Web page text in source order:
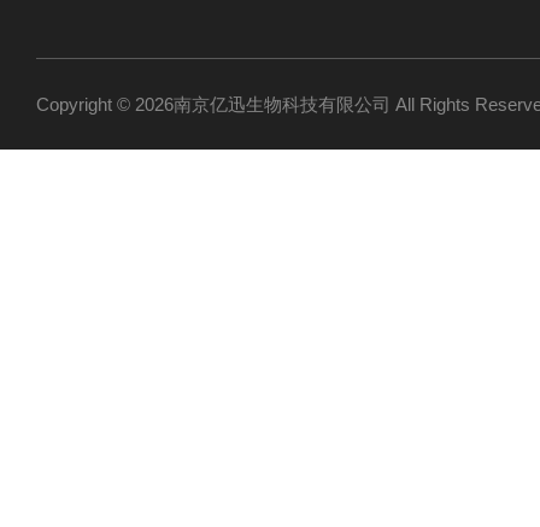
Copyright © 2026南京亿迅生物科技有限公司 All Rights